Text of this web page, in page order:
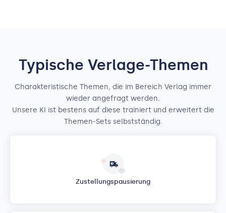
Typische Verlage-Themen
Charakteristische Themen, die im Bereich Verlag immer
wieder angefragt werden.
Unsere KI ist bestens auf diese trainiert und erweitert die
Themen-Sets selbstständig.
Zustellungspausierung